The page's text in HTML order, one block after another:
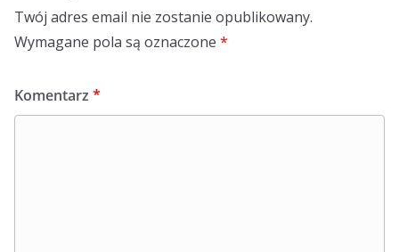
Twój adres email nie zostanie opublikowany.
Wymagane pola są oznaczone *
Komentarz *